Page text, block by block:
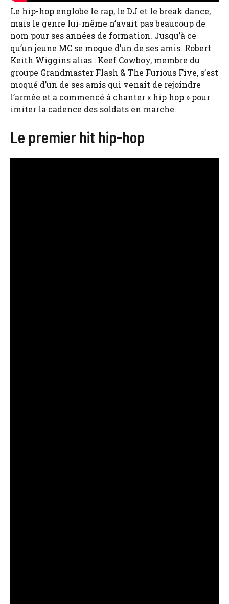
Le hip-hop englobe le rap, le DJ et le break dance,
mais le genre lui-même n’avait pas beaucoup de
nom pour ses années de formation. Jusqu’à ce
qu’un jeune MC se moque d’un de ses amis. Robert
Keith Wiggins alias : Keef Cowboy, membre du
groupe Grandmaster Flash & The Furious Five, s’est
moqué d’un de ses amis qui venait de rejoindre
l’armée et a commencé à chanter « hip hop » pour
imiter la cadence des soldats en marche.
Le premier hit hip-hop